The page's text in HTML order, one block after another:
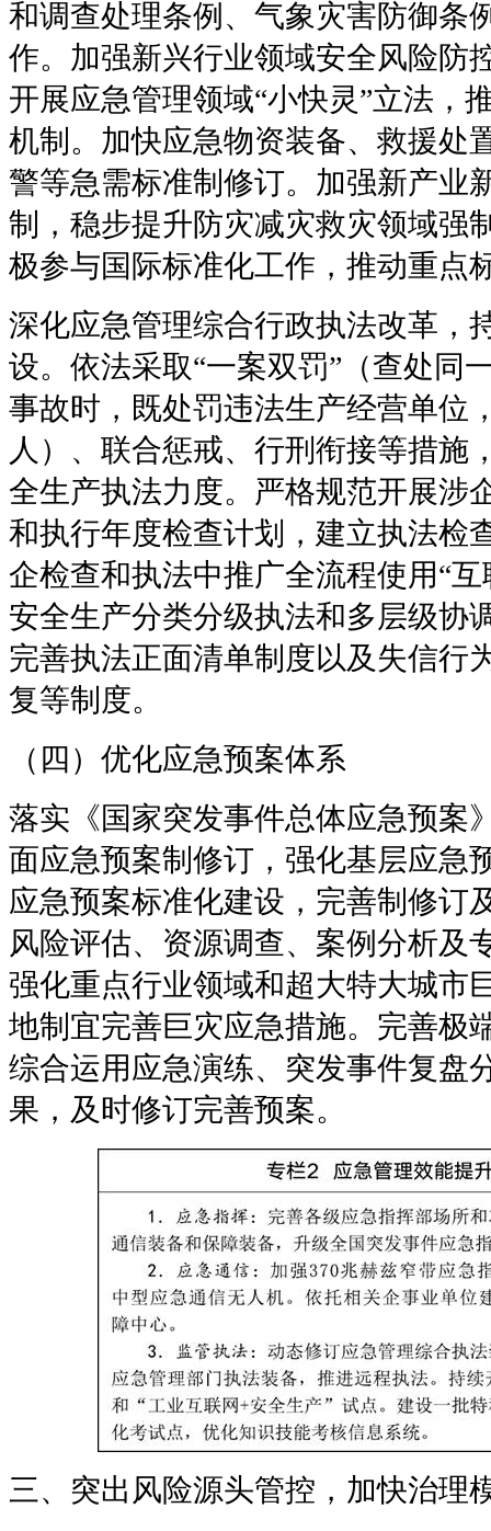
和调查处理条例、气象灾害防御条
作。加强新兴行业领域安全风险防
开展应急管理领域“小快灵”立法，
机制。加快应急物资装备、救援处
警等急需标准制修订。加强新产业
制，稳步提升防灾减灾救灾领域强
极参与国际标准化工作，推动重点
深化应急管理综合行政执法改革，
设。依法采取“一案双罚”（查处同
事故时，既处罚违法生产经营单位
人）、联合惩戒、行刑衔接等措施
全生产执法力度。严格规范开展涉
和执行年度检查计划，建立执法检
企检查和执法中推广全流程使用“互
安全生产分类分级执法和多层级协
完善执法正面清单制度以及失信行
复等制度。
（四）优化应急预案体系
落实《国家突发事件总体应急预案
面应急预案制修订，强化基层应急
应急预案标准化建设，完善制修订
风险评估、资源调查、案例分析及
强化重点行业领域和超大特大城市
地制宜完善巨灾应急措施。完善极
综合运用应急演练、突发事件复盘
果，及时修订完善预案。
三、突出风险源头管控，加快治理